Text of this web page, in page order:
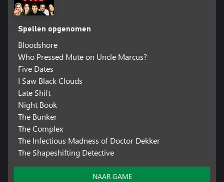
Spellen opgenomen
Bloodshore
Who Pressed Mute on Uncle Marcus?
Five Dates
I Saw Black Clouds
Late Shift
Night Book
The Bunker
The Complex
The Infectious Madness of Doctor Dekker
The Shapeshifting Detective
NAAR GAME